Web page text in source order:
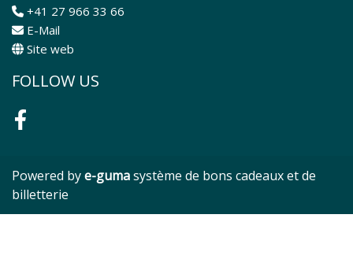
+41 27 966 33 66
E-Mail
Site web
FOLLOW US
Facebook
Powered bye-gumasystème de bons cadeaux et de
billetterie